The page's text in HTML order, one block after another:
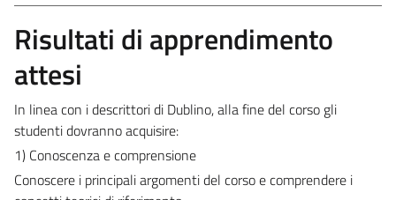
Risultati di apprendimento
attesi
In linea con i descrittori di Dublino, alla fine del corso gli
studenti dovranno acquisire:
1) Conoscenza e comprensione
Conoscere i principali argomenti del corso e comprendere i